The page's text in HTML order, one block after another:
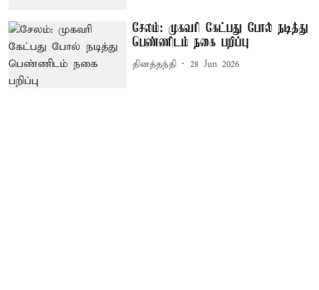
சேலம்: முகவரி கேட்பது போல் நடித்து
பெண்ணிடம் நகை பறிப்பு
தினத்தந்தி 28 Jun 2026